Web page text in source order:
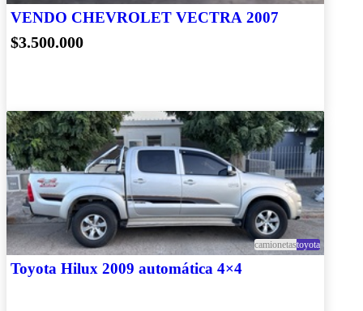
VENDO CHEVROLET VECTRA 2007
$3.500.000
camionetastoyota
Toyota Hilux 2009 automática 4×4